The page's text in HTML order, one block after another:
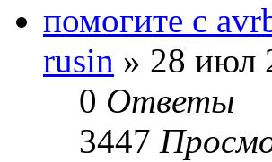
помогите с
rusin » 28 июл
0 Ответы
3447